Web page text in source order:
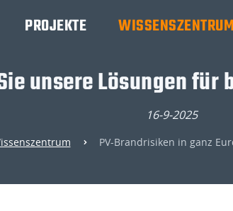
PROJEKTE WISSENSZENTRUM
unsere Lösungen
16-9-2025
PV-Brandrisiken in ganz